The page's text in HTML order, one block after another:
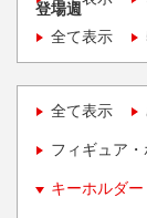
登場週
全て表示
全て表示
フィギュア・
キーホルダ